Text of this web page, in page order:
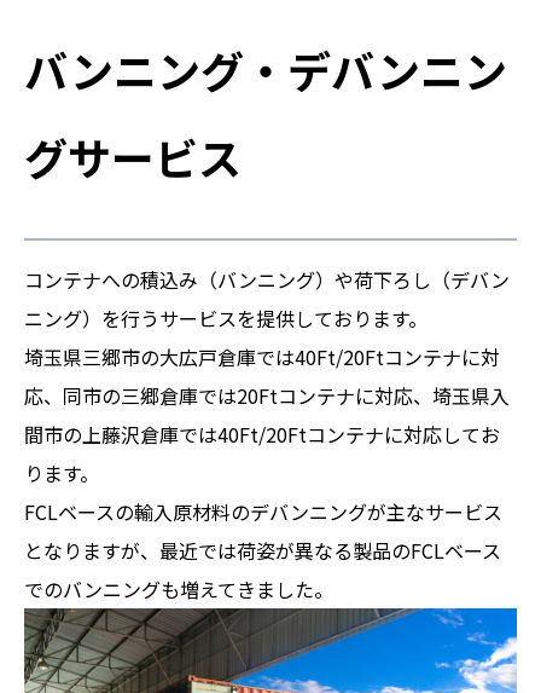
バンニング・デバンニン
グサービス
コンテナへの積込み（バンニング）や荷下ろし（デバン
ニング）を行うサービスを提供しております。
埼玉県三郷市の大広戸倉庫では40Ft/20Ftコンテナに対
応、同市の三郷倉庫では20Ftコンテナに対応、埼玉県入
間市の上藤沢倉庫では40Ft/20Ftコンテナに対応してお
ります。
FCLベースの輸入原材料のデバンニングが主なサービス
となりますが、最近では荷姿が異なる製品のFCLベース
でのバンニングも増えてきました。